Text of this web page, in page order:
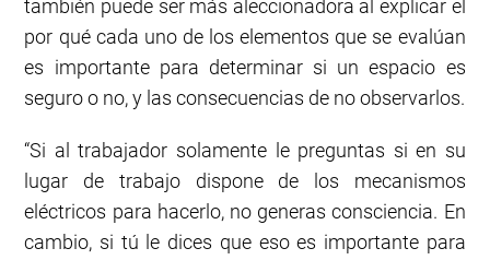
también puede ser más aleccionadora al explicar el
por qué cada uno de los elementos que se evalúan
es importante para determinar si un espacio es
seguro o no, y las consecuencias de no observarlos.
“Si al trabajador solamente le preguntas si en su
lugar de trabajo dispone de los mecanismos
eléctricos para hacerlo, no generas consciencia. En
cambio, si tú le dices que eso es importante para